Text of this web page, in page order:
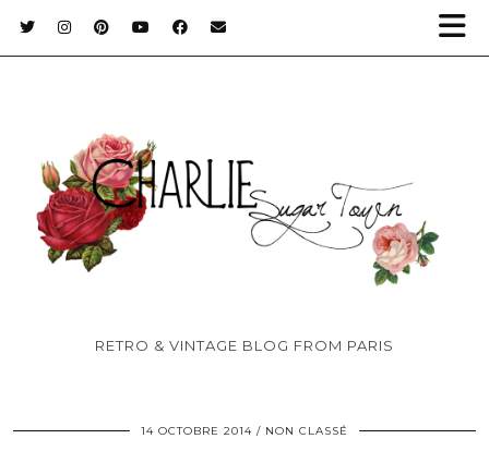
RETRO & VINTAGE BLOG FROM PARIS
14 OCTOBRE 2014 NON CLASSÉ